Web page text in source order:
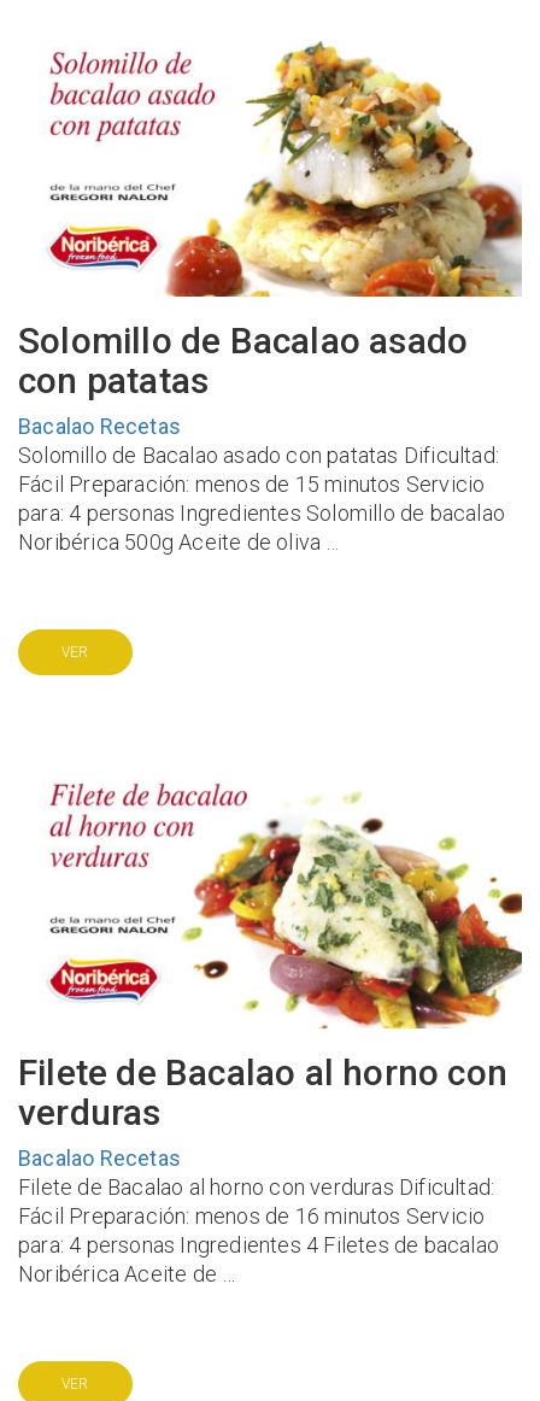
Solomillo de Bacalao asado
con patatas
Bacalao Recetas
Solomillo de Bacalao asado con patatas Dificultad:
Fácil Preparación: menos de 15 minutos Servicio
para: 4 personas Ingredientes Solomillo de bacalao
Noribérica 500g Aceite de oliva …
VER
Filete de Bacalao al horno con
verduras
Bacalao Recetas
Filete de Bacalao al horno con verduras Dificultad:
Fácil Preparación: menos de 16 minutos Servicio
para: 4 personas Ingredientes 4 Filetes de bacalao
Noribérica Aceite de …
VER